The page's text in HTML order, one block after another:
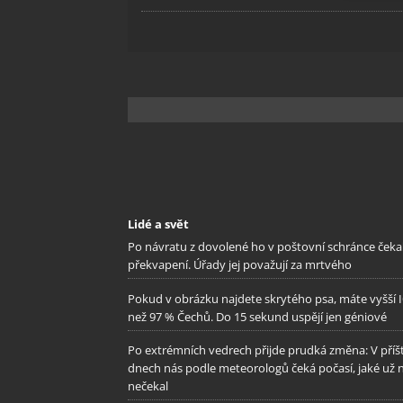
Lidé a svět
Po návratu z dovolené ho v poštovní schránce
překvapení. Úřady jej považují za mrtvého
Pokud v obrázku najdete skrytého psa, máte vyšší
než 97 % Čechů. Do 15 sekund uspějí jen géniové
Po extrémních vedrech přijde prudká změna: V
dnech nás podle meteorologů čeká počasí, jaké už
nečekal